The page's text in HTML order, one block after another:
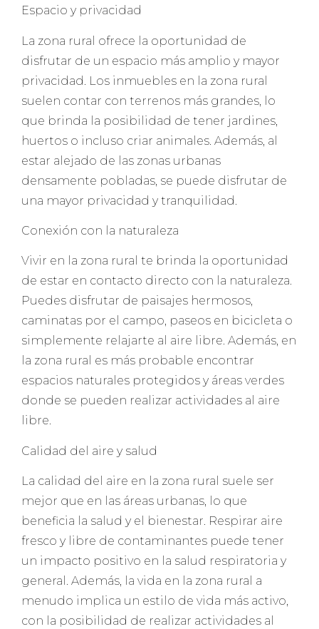
Espacio y privacidad
La zona rural ofrece la oportunidad de
disfrutar de un espacio más amplio y mayor
privacidad. Los inmuebles en la zona rural
suelen contar con terrenos más grandes, lo
que brinda la posibilidad de tener jardines,
huertos o incluso criar animales. Además, al
estar alejado de las zonas urbanas
densamente pobladas, se puede disfrutar de
una mayor privacidad y tranquilidad.
Conexión con la naturaleza
Vivir en la zona rural te brinda la oportunidad
de estar en contacto directo con la naturaleza.
Puedes disfrutar de paisajes hermosos,
caminatas por el campo, paseos en bicicleta o
simplemente relajarte al aire libre. Además, en
la zona rural es más probable encontrar
espacios naturales protegidos y áreas verdes
donde se pueden realizar actividades al aire
libre.
Calidad del aire y salud
La calidad del aire en la zona rural suele ser
mejor que en las áreas urbanas, lo que
beneficia la salud y el bienestar. Respirar aire
fresco y libre de contaminantes puede tener
un impacto positivo en la salud respiratoria y
general. Además, la vida en la zona rural a
menudo implica un estilo de vida más activo,
con la posibilidad de realizar actividades al